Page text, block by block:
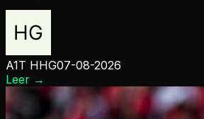
A1T HHG07-08-2026
Leer →